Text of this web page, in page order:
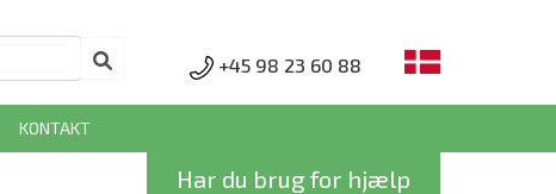
+45 98 23 60 88
KONTAKT
Har du brug for hjælp